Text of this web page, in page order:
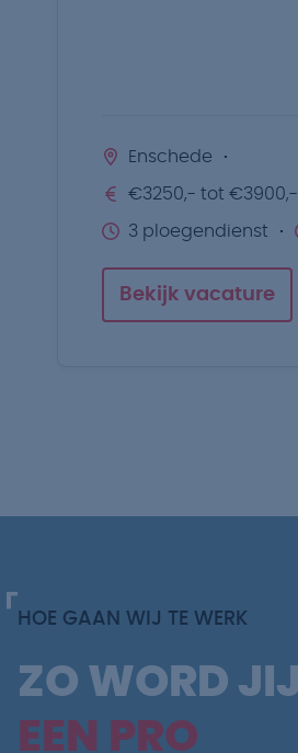
Enschede
€3250,- tot €3900,-
3 ploegendienst
Bekijk vacature
HOE GAAN WIJ TE WERK
ZO WORD JIJ
EEN PRO